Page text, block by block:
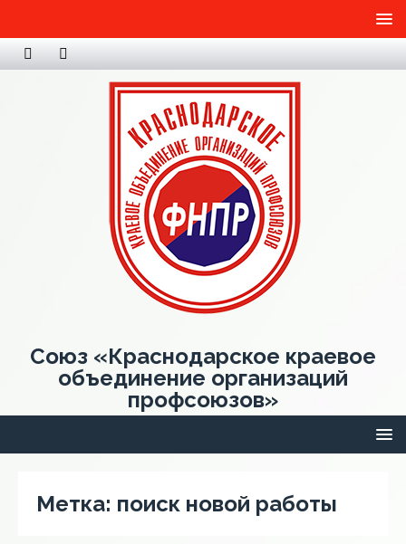
Союз «Краснодарское краевое
объединение организаций
профсоюзов»
Метка: поиск новой работы